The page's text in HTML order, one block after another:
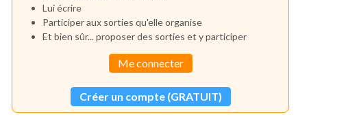
Lui écrire
Participer aux sorties qu'elle organise
Et bien sûr... proposer des sorties et y participer
Me connecter
Créer un compte (GRATUIT)